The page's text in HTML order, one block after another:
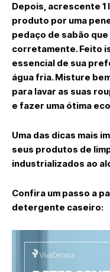
Depois, acrescente 1
produto por uma
pedaço de sabão
corretamente. Feito
essencial de sua
água fria. Misture
para lavar as suas
e fazer uma ótima
Uma das dicas mais
seus produtos de
industrializados ao
Confira um passo a
detergente caseiro: